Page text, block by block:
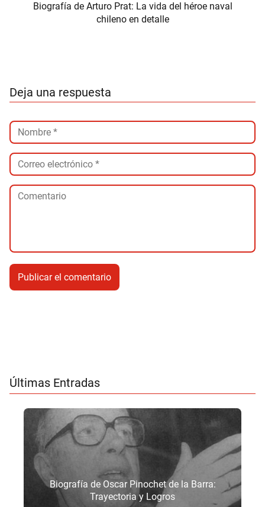
Biografía de Arturo Prat: La vida del héroe naval
chileno en detalle
Deja una respuesta
Últimas Entradas
Biografía de Oscar Pinochet de la Barra:
Trayectoria y Logros